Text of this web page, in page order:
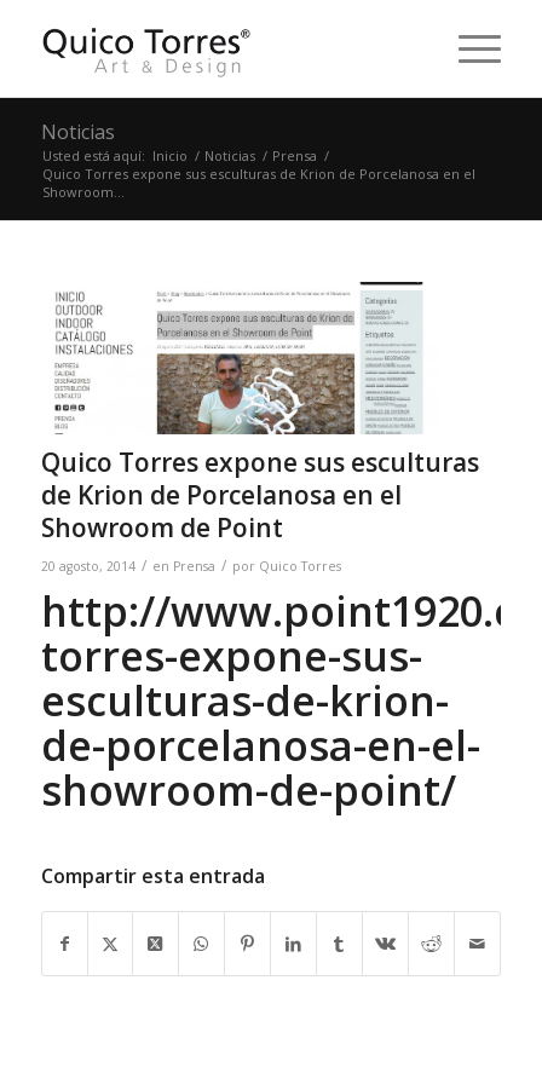
Noticias
Usted está aquí: Inicio / Noticias / Prensa /
Quico Torres expone sus esculturas de Krion de Porcelanosa en el
Showroom...
Quico Torres expone sus esculturas
de Krion de Porcelanosa en el
Showroom de Point
20 agosto, 2014 / en Prensa / por Quico Torres
http://
torres-expone-sus-
esculturas-de-krion-
de-porcelanosa-en-el-
showroom-de-point/
Compartir esta entrada